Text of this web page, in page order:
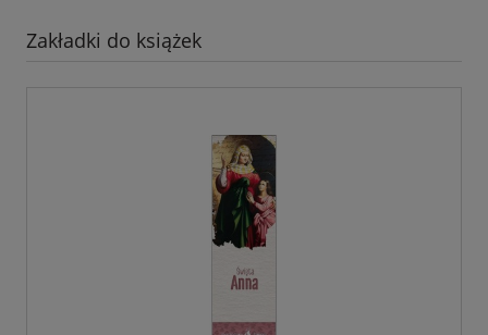
Zakładki do książek